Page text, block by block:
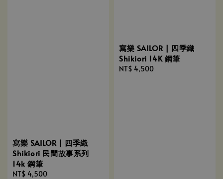
寫樂 SAILOR | 四季織
Shikiori 民間故事系列
14k 鋼筆
Regular
NT$ 4,500
寫樂 SAILOR | 四季織
Shikiori 14K 鋼筆
Regular
NT$ 4,500